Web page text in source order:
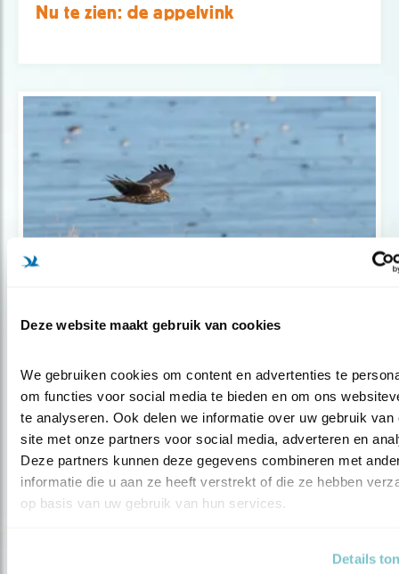
Deze website maakt gebruik van cookies
We gebruiken cookies om content en advertenties te
om functies voor social media te bieden en om ons
te analyseren. Ook delen we informatie over uw gebruik van
site met onze partners voor social media, adverteren en
Deze partners kunnen deze gegevens combineren met
informatie die u aan ze heeft verstrekt of die ze hebben
op basis van uw gebruik van hun services.
Details
Nu te zien: de appelvink